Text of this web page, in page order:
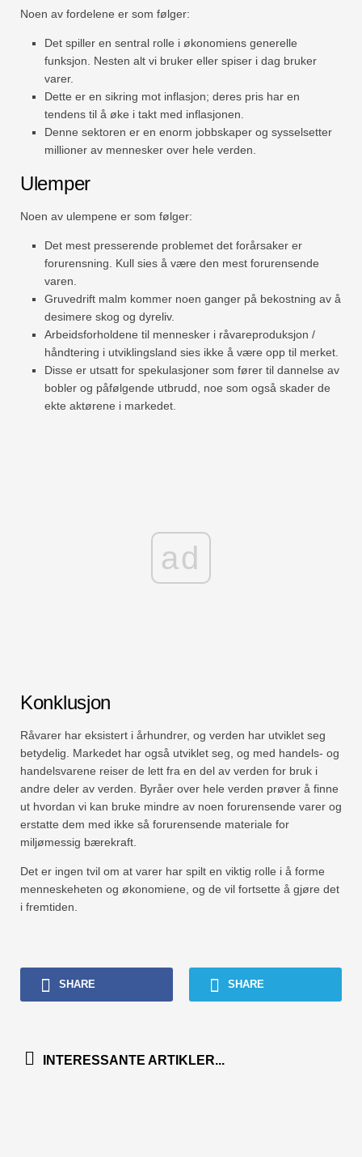
Noen av fordelene er som følger:
Det spiller en sentral rolle i økonomiens generelle
funksjon. Nesten alt vi bruker eller spiser i dag bruker
varer.
Dette er en sikring mot inflasjon; deres pris har en
tendens til å øke i takt med inflasjonen.
Denne sektoren er en enorm jobbskaper og sysselsetter
millioner av mennesker over hele verden.
Ulemper
Noen av ulempene er som følger:
Det mest presserende problemet det forårsaker er
forurensning. Kull sies å være den mest forurensende
varen.
Gruvedrift malm kommer noen ganger på bekostning av å
desimere skog og dyreliv.
Arbeidsforholdene til mennesker i råvareproduksjon /
håndtering i utviklingsland sies ikke å være opp til merket.
Disse er utsatt for spekulasjoner som fører til dannelse av
bobler og påfølgende utbrudd, noe som også skader de
ekte aktørene i markedet.
ad
Konklusjon
Råvarer har eksistert i århundrer, og verden har utviklet seg
betydelig. Markedet har også utviklet seg, og med handels- og
handelsvarene reiser de lett fra en del av verden for bruk i
andre deler av verden. Byråer over hele verden prøver å finne
ut hvordan vi kan bruke mindre av noen forurensende varer og
erstatte dem med ikke så forurensende materiale for
miljømessig bærekraft.
Det er ingen tvil om at varer har spilt en viktig rolle i å forme
menneskeheten og økonomiene, og de vil fortsette å gjøre det
i fremtiden.
SHARE SHARE
INTERESSANTE ARTIKLER...